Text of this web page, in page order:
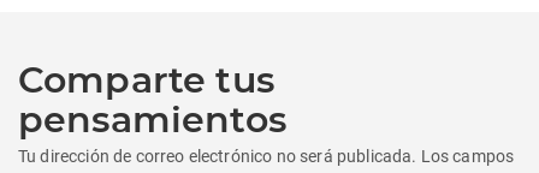
Comparte tus
pensamientos
Tu dirección de correo electrónico no será publicada. Los campos